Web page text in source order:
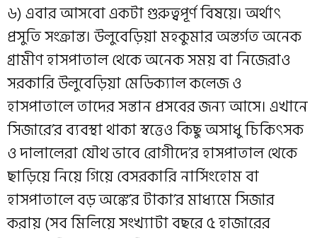
৬) এবার আসবো একটা গুরুত্বপূর্ণ বিষয়ে। অর্থাৎ
প্রসুতি সংক্রান্ত। উলুবেড়িয়া মহকুমার অন্তর্গত অনেক
গ্রামীণ হাসপাতাল থেকে অনেক সময় বা নিজেরাও
সরকারি উলুবেড়িয়া মেডিক্যাল কলেজ ও
হাসপাতালে তাদের সন্তান প্রসবের জন্য আসে। এখানে
সিজারে’র ব্যবস্থা থাকা স্বত্তেও কিছু অসাধু চিকিৎসক
ও দালালেরা যৌথ ভাবে রোগীদে’র হাসপাতাল থেকে
ছাড়িয়ে নিয়ে গিয়ে বেসরকারি নার্সিংহোম বা
হাসপাতালে বড় অঙ্কে’র টাকা’র মাধ্যমে সিজার
করায় (সব মিলিয়ে সংখ্যাটা বছরে ৫ হাজারের